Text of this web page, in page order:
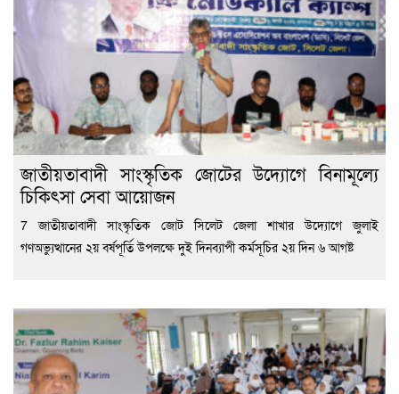
জাতীয়তাবাদী সাংস্কৃতিক জোটের উদ্যোগে বিনামূল্যে
চিকিৎসা সেবা আয়োজন
7 জাতীয়তাবাদী সাংস্কৃতিক জোট সিলেট জেলা শাখার উদ্যোগে জুলাই
গণঅভ্যুত্থানের ২য় বর্ষপূর্তি উপলক্ষে দুই দিনব্যাপী কর্মসূচির ২য় দিন ৬ আগষ্ট